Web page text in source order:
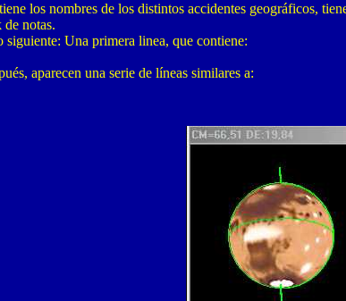
los nombres de los distintos accidentes geográficos,
notas.
Una primera linea, que contiene:
aparecen una serie de líneas similares a: